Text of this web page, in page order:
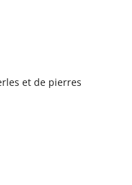
et de pierres